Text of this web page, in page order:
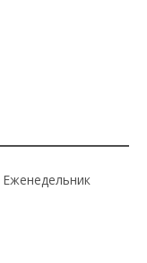
Еженедельник